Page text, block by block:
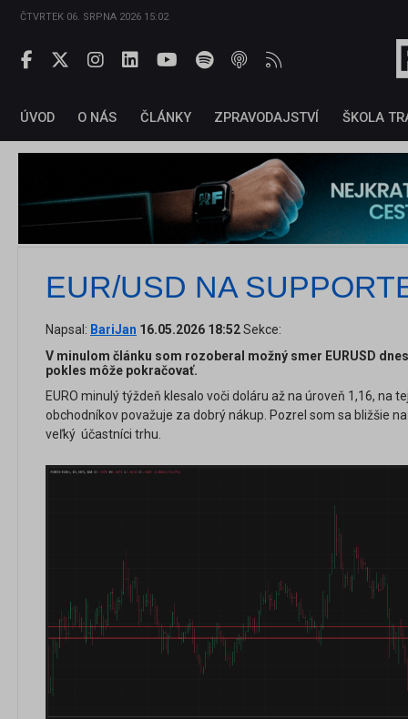
ČTVRTEK 06. SRPNA 2026 15:02
ÚVOD O NÁS ČLÁNKY ZPRAVODAJSTVÍ ŠKOLA
EUR/USD NA
Napsal: BariJan 16.05.2026 18:52Sekce:
V minulom článku som rozoberal možný smer EURUSD
pokles môže pokračovať.
EURO minulý týždeň klesalo voči doláru až na úroveň 1,16, na
obchodníkov považuje za dobrý nákup. Pozrel som sa bližšie
veľký účastníci trhu.